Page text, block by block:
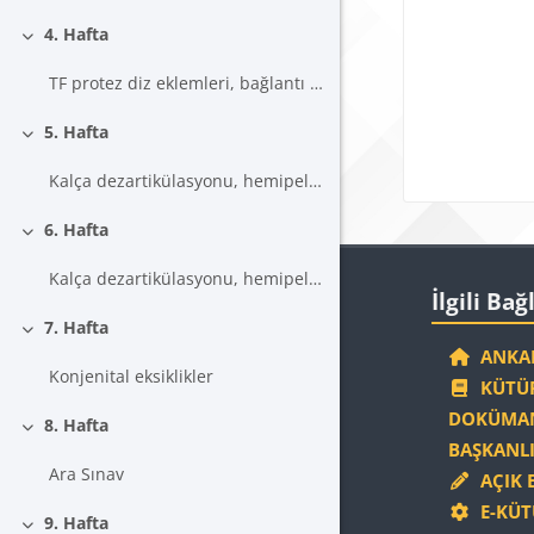
Daralt
4. Hafta
TF protez diz eklemleri, bağlantı aksamları ve ayarları
Daralt
5. Hafta
Kalça dezartikülasyonu, hemipelvektomi, hemikorporektomi; soket tipleri ve özellikleri
Daralt
6. Hafta
Kalça dezartikülasyonu, hemipelvektomi, hemikorporektomii; kalça eklemleri ve ayarları
Daralt
7. Hafta
Konjenital eksiklikler
Daralt
8. Hafta
Ara Sınav
9. Hafta
İlgili
AÇIK
E-